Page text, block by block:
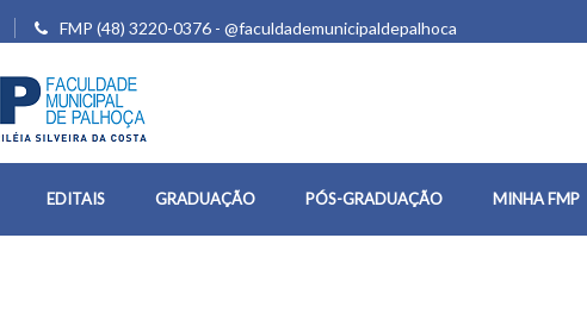
FMP (48) 3220-0376 - @faculdademunicipaldepalhoca
EDITAIS GRADUAÇÃO PÓS-GRADUAÇÃO MINHA FMP